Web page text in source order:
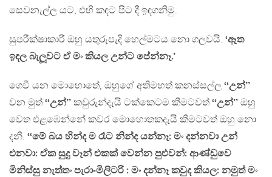
සෙවනැල්ල යට, එහි කඳට පිට දී ඉඳගනිමු.
සුපරීක්ෂාකාරී ඔහු යතුරුපැදි හෙල්මටය නො ගලවයි. ‘ඈත
ඉඳල බැලූවට ඒ මං කියල උන්ට පේන්නෑ.’
ගෙවී යන මොහොතේ, ඔහුගේ අතිමහත් කනස්සල්ල ‘‘උන්’’
වන මුත් ‘‘උන්’’ කවුරුන්දැයි ටක්කෙටම කීමටවත් ‘‘උන්’’ ඔහු
වෙත එළඹෙන්නේ කවර මොහොතකදැයි කීමටවත් ඔහු නො
දනී. ‘‘මේ බය හින්ද ම රෑට නින්ද යන්නෑ: මං දන්නවා උන්
එනවා: ඒක සුදු වෑන් එකක් වෙන්න පුළුවන්: ආණ්ඩුවෙ
මිනිස්සු නැත්තං පැරා-මිලිටරි : මං දන්නෑ කවුද කියල: නමුත් මං